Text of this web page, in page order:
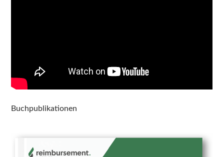
Buchpublikationen